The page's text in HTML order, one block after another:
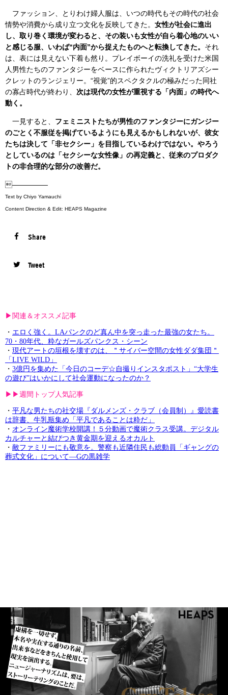
ファッション、とりわけ婦人服は、いつの時代もその時代の社会
情勢や消費から成り立つ文化を反映してきた。 女性が社会に進出
し、取り巻く環境が変わると、その装いも女性が自ら着心地のいい
と感じる服、いわば“内面”から捉えたものへと転換してきた。 それ
は、表には見えない下着も然り。プレイボーイの洗礼を受けた米国
人男性たちのファンタジーをベースに作られたヴィクトリアズシー
クレットのランジェリー。“視覚”的スペクタクルの極みだった同社
の寡占時代が終わり、 次は現代の女性が重視する「内面」の時代へ
動く。
一見すると、 フェミニストたちが男性のファンタジーにガンジー
のごとく不服従を掲げているようにも見えるかもしれないが、彼女
たちは決して「非セクシー」を目指しているわけではない。やろう
としているのは「セクシーな女性像」の再定義と、従来のプロダク
トの非合理的な部分の改善だ。
—————
Text by Chiyo Yamauchi
Content Direction & Edit: HEAPS Magazine
Share
Tweet
▶︎関連＆オススメ記事
・ エロく強く。LAパンクのど真ん中を突っ走った最強の女たち。
70・80年代、粋なガールズパンクス・シーン
・ 現代アートの垣根を壊すのは、＂サイバー空間の女性ダダ集団＂
「LIVE WILD」
・ 3億円を集めた「今日のコーデ☆自撮りインスタポスト」“大学生
の遊び”はいかにして社会運動になったのか？
▶︎▶︎週間トップ人気記事
・ 平凡な男たちの社交場『ダルメンズ・クラブ（会員制）』愛読書
は辞書、牛乳瓶集め「平凡であることは粋だ」
・ オンライン魔術学校開講！５分動画で魔術クラス受講。デジタル
カルチャーと結びつき黄金期を迎えるオカルト
・ 敵ファミリーにも敬意を。警察も近隣住民も総動員「ギャングの
葬式文化」について—Gの黒雑学